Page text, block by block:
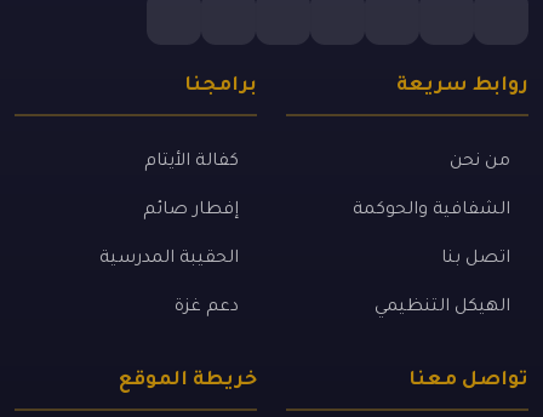
روابط سريعة
من نحن
الشفافية والحوكمة
اتصل بنا
الهيكل التنظيمي
برامجنا
كفالة الأيتام
إفطار صائم
الحقيبة المدرسية
دعم غزة
تواصل معنا خريطة الموقع